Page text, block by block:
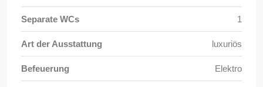
Separate WCs 1
Art der Ausstattung luxuriös
Befeuerung Elektro